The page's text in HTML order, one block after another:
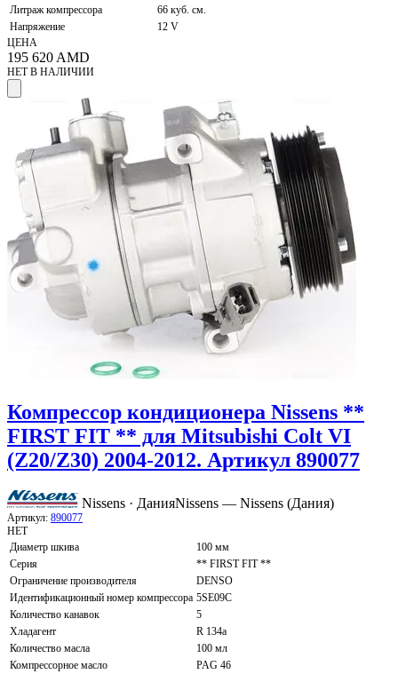
Литраж компрессора
66 куб. см.
Напряжение
12 V
ЦЕНА
195 620 AMD
НЕТ В НАЛИЧИИ
Компрессор кондиционера Nissens **
FIRST FIT ** для Mitsubishi Colt VI
(Z20/Z30) 2004-2012. Артикул 890077
Nissens · ДанияNissens — Nissens (Дания)
Артикул: 890077
НЕТ
Диаметр шкива
100 мм
Серия
** FIRST FIT **
Ограничение производителя
DENSO
Идентификационный номер компрессора 5SE09C
Количество канавок
5
Хладагент
R 134a
Количество масла
100 мл
Компрессорное масло
PAG 46